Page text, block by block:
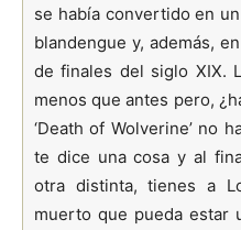
se había convertido en
blandengue y, además,
de finales del siglo XIX.
menos que antes pero,
‘Death of Wolverine’ no
te dice una cosa y al
otra distinta, tienes a
muerto que pueda estar